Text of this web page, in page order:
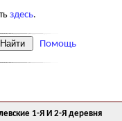
здесь.
Помощь
1-Я И 2-Я деревня